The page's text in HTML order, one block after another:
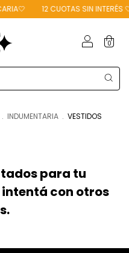
12 CUOTAS SIN INTERÉS
0
. INDUMENTARIA . VESTIDOS
para tu
con otros